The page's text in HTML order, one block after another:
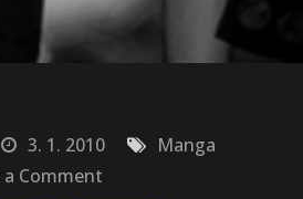
3. 1. 2010
Manga
a Comment